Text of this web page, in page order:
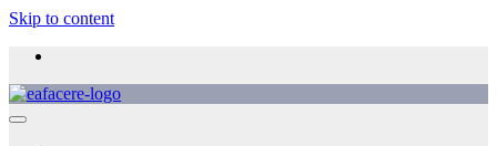
Skip to content